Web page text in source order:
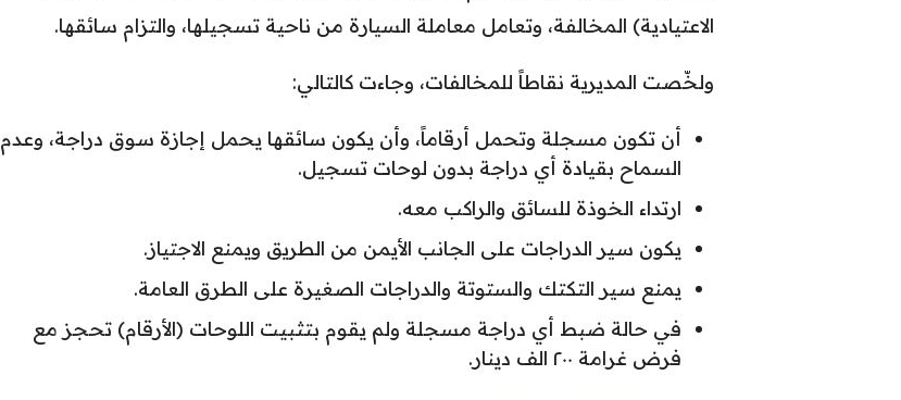
الاعتيادية) المخالفة، وتعامل معاملة السيارة من ناحية تسجيلها، والتزام سائقها.
ولخّصت المديرية نقاطاً للمخالفات، وجاءت كالتالي:
أن تكون مسجلة وتحمل أرقاماً، وأن يكون سائقها يحمل إجازة سوق دراجة، وعدم
السماح بقيادة أي دراجة بدون لوحات تسجيل.
ارتداء الخوذة للسائق والراكب معه.
يكون سير الدراجات على الجانب الأيمن من الطريق ويمنع الاجتياز.
يمنع سير التكتك والستوتة والدراجات الصغيرة على الطرق العامة.
في حالة ضبط أي دراجة مسجلة ولم يقوم بتثبيت اللوحات (الأرقام) تحجز مع
فرض غرامة ٢٠٠ الف دينار.